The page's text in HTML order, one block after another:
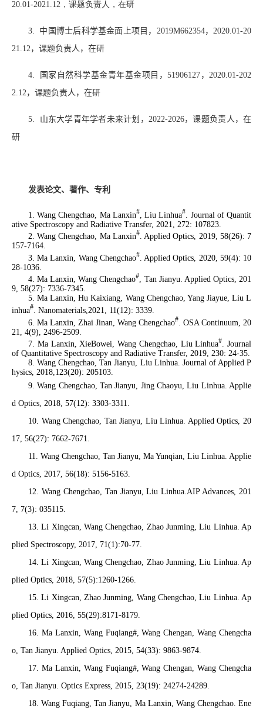
20.01-2021.12 ，课题负责人，在研
3. 中国博士后科学基金面上项目， 2019M662354， 2020.01-20
21.12 ，课题负责人，在研
4. 国家自然科学基金青年基金项目，51906127 ， 2020.01-202
2.12 ，课题负责人，在研
5. 山东大学青年学者未来计划， 2022-2026，课题负责人，在
研
发表论文、著作、专利
1. Wang Chengchao, Ma Lanxin#, Liu Linhua#
Journal of Quantit
ative Spectroscopy and Radiative Transfer, 2021, 272: 107823.
2. Wang Chengchao, Ma Lanxin#.Applied Optics, 2019, 58(26): 7
157-7164.
3. Ma Lanxin, Wang Chengchao#. Applied Optics , 2020, 59(4): 10
28-1036.
4. Ma Lanxin, Wang Chengchao#, Tan Jianyu. Applied Optics, 201
9, 58(27): 7336-7345.
5. Ma Lanxin, Hu Kaixiang, Wang Chengchao, Yang Jiayue, Liu L
inhua#. Nanomaterials,2021, 11(12): 3339.
6. Ma Lanxin, Zhai Jinan, Wang Chengchao# OSA Continuum, 20
21, 4(9), 2496-2509.
7. Ma Lanxin, XieBowei, Wang Chengchao, Liu Linhua#. Journal
of Quantitative Spectroscopy and Radiative Transfer, 2019, 230: 24-35.
8. Wang Chengchao, Tan Jianyu, Liu Linhua. Journal of Applied P
hysics, 2018,123(20): 205103.
9. Wang Chengchao, Tan Jianyu, Jing Chaoyu, Liu Linhua. Applie
d Optics, 2018, 57(12): 3303-3311.
10. Wang Chengchao, Tan Jianyu, Liu Linhua. Applied Optics, 20
17, 56(27): 7662-7671.
11. Wang Chengchao, Tan Jianyu, Ma Yunqian, Liu Linhua. Applie
d Optics, 2017, 56(18): 5156-5163.
12. Wang Chengchao, Tan Jianyu, Liu Linhua.AIP Advances, 201
7, 7(3): 035115.
13. Li Xingcan, Wang Chengchao, Zhao Junming, Liu Linhua. Ap
plied Spectroscopy, 2017, 71(1):70-77.
14. Li Xingcan, Wang Chengchao, Zhao Junming, Liu Linhua. Ap
plied Optics, 2018, 57(5):1260-1266.
15. Li Xingcan, Zhao Junming, Wang Chengchao, Liu Linhua. Ap
plied Optics, 2016, 55(29):8171-8179.
16. Ma Lanxin, Wang Fuqiang#, Wang Chengan, Wang Chengcha
o, Tan Jianyu. Applied Optics, 2015, 54(33): 9863-9874.
17. Ma Lanxin, Wang Fuqiang#, Wang Chengan, Wang Chengcha
o, Tan Jianyu. Optics Express, 2015, 23(19): 24274-24289.
18. Wang Fuqiang, Tan Jianyu, Ma Lanxin, Wang Chengchao. Ene